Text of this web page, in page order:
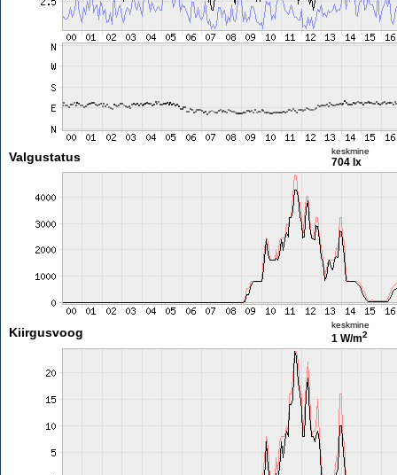
Valgustatus keskmine
704 lx
Kiirgusvoog
keskmine
1 W/m2